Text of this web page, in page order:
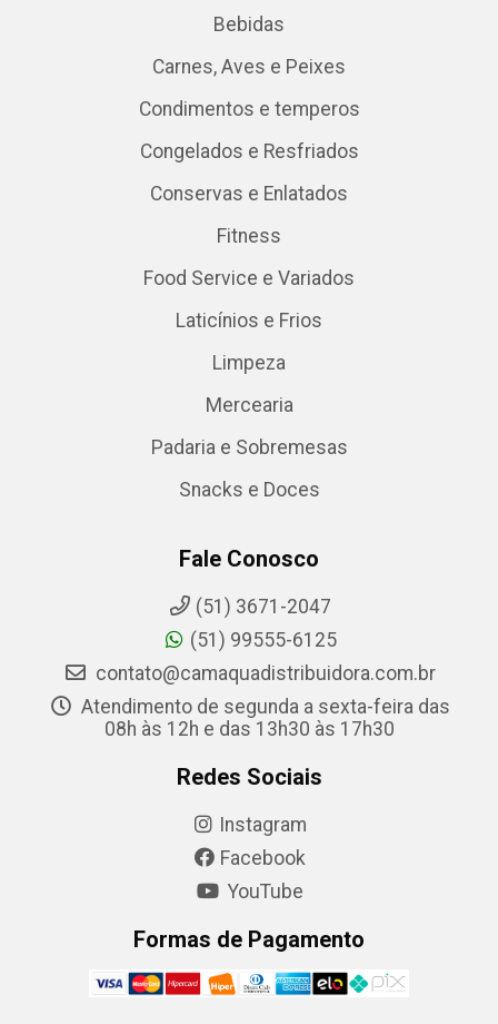
Bebidas
Carnes, Aves e Peixes
Condimentos e temperos
Congelados e Resfriados
Conservas e Enlatados
Fitness
Food Service e Variados
Laticínios e Frios
Limpeza
Mercearia
Padaria e Sobremesas
Snacks e Doces
Fale Conosco
(51) 3671-2047
(51) 99555-6125
contato@camaquadistribuidora.com.br
Atendimento de segunda a sexta-feira das
08h às 12h e das 13h30 às 17h30
Redes Sociais
Instagram
Facebook
YouTube
Formas de Pagamento